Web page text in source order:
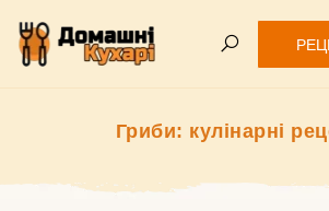
Гриби: кулінарні